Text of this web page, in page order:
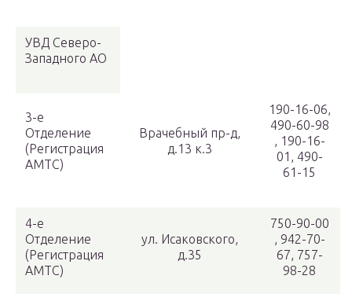
УВД Северо-
Западного АО
3-е
Отделение
(Регистрация
АМТС)
Врачебный пр-д,
д.13 к.3
190-16-06,
490-60-98
, 190-16-
01, 490-
61-15
4-е
Отделение
(Регистрация
АМТС)
ул. Исаковского,
д.35
750-90-00
, 942-70-
67, 757-
98-28